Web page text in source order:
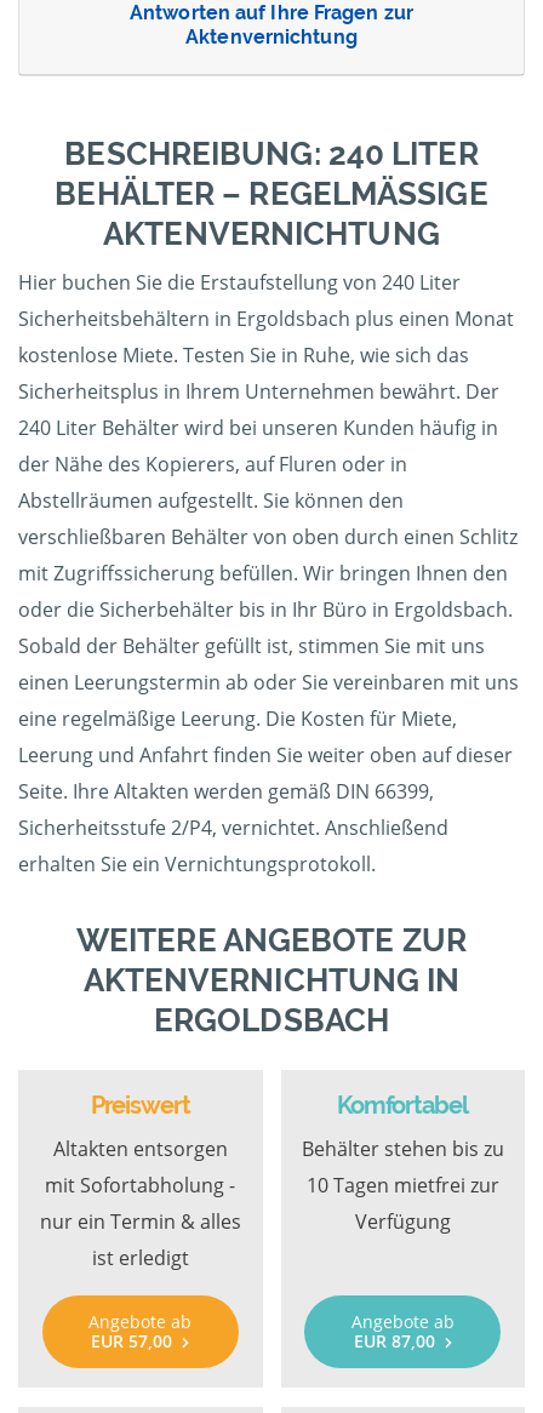
Antworten auf Ihre Fragen zur
Aktenvernichtung
BESCHREIBUNG: 240 LITER
BEHÄLTER – REGELMÄSSIGE A
KTENVERNICHTUNG
Hier buchen Sie die Erstaufstellung von 240 Liter
Sicherheitsbehältern in Ergoldsbach plus einen Monat
kostenlose Miete. Testen Sie in Ruhe, wie sich das
Sicherheitsplus in Ihrem Unternehmen bewährt. Der
240 Liter Behälter wird bei unseren Kunden häufig in
der Nähe des Kopierers, auf Fluren oder in
Abstellräumen aufgestellt. Sie können den
verschließbaren Behälter von oben durch einen Schlitz
mit Zugriffssicherung befüllen. Wir bringen Ihnen den
oder die Sicherbehälter bis in Ihr Büro in Ergoldsbach.
Sobald der Behälter gefüllt ist, stimmen Sie mit uns
einen Leerungstermin ab oder Sie vereinbaren mit uns
eine regelmäßige Leerung. Die Kosten für Miete,
Leerung und Anfahrt finden Sie weiter oben auf dieser
Seite. Ihre Altakten werden gemäß DIN 66399,
Sicherheitsstufe 2/P4, vernichtet. Anschließend
erhalten Sie ein Vernichtungsprotokoll.
WEITERE ANGEBOTE ZUR
AKTENVERNICHTUNG IN
ERGOLDSBACH
Preiswert
Altakten entsorgen
mit Sofortabholung -
nur ein Termin & alles
ist erledigt
Angebote ab
EUR 57,00
Komfortabel
Behälter stehen bis zu
10 Tagen mietfrei zur
Verfügung
Angebote ab
EUR 87,00